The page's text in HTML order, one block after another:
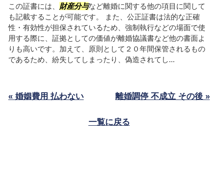
この証書には、 財産分与など離婚に関する他の項目に関して
も記載することが可能です。 また、公正証書は法的な正確
性・有効性が担保されているため、強制執行などの場面で使
用する際に、証拠としての価値が離婚協議書など他の書面よ
りも高いです。加えて、原則として２０年間保管されるもの
であるため、紛失してしまったり、偽造されてし...
« 婚姻費用 払わない 離婚調停 不成立 その後 »
一覧に戻る